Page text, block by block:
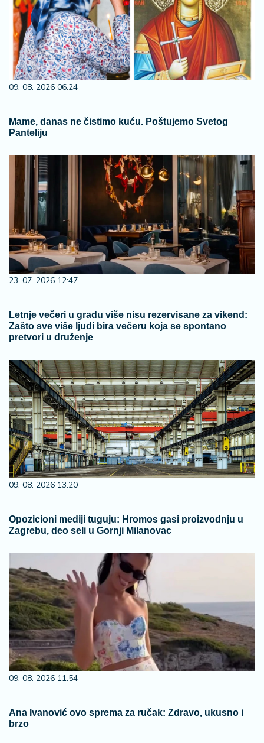
09. 08. 2026 06:24
Mame, danas ne čistimo kuću. Poštujemo Svetog
Panteliju
23. 07. 2026 12:47
Letnje večeri u gradu više nisu rezervisane za vikend:
Zašto sve više ljudi bira večeru koja se spontano
pretvori u druženje
09. 08. 2026 13:20
Opozicioni mediji tuguju: Hromos gasi proizvodnju u
Zagrebu, deo seli u Gornji Milanovac
09. 08. 2026 11:54
Ana Ivanović ovo sprema za ručak: Zdravo, ukusno i
brzo